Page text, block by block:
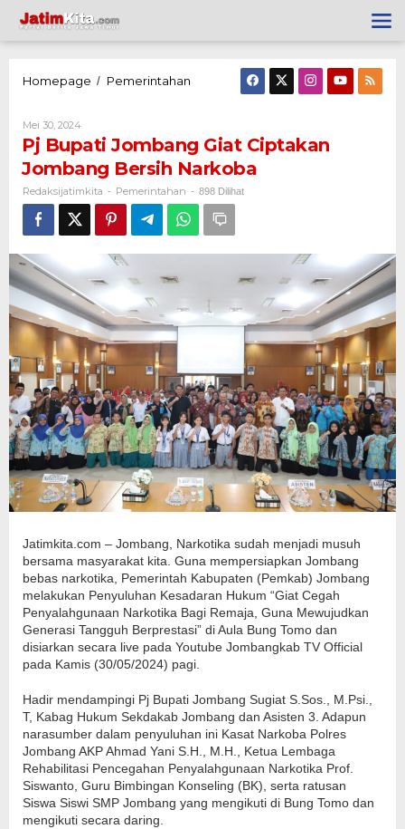
konten
Homepage / Pemerintahan
Ciptakan
Jombang
Bersih
Narkoba
Mei 30, 2024Oleh
Redaksijatimkita
Pj Bupati Jombang Giat Ciptakan
Jombang Bersih Narkoba
Redaksijatimkita - Pemerintahan - 898 Dilihat
Jatimkita.com – Jombang, Narkotika sudah menjadi musuh
bersama masyarakat kita. Guna mempersiapkan Jombang
bebas narkotika, Pemerintah Kabupaten (Pemkab) Jombang
melakukan Penyuluhan Kesadaran Hukum “Giat Cegah
Penyalahgunaan Narkotika Bagi Remaja, Guna Mewujudkan
Generasi Tangguh Berprestasi” di Aula Bung Tomo dan
disiarkan secara live pada Youtube Jombangkab TV Official
pada Kamis (30/05/2024) pagi.
Hadir mendampingi Pj Bupati Jombang Sugiat S.Sos., M.Psi.,
T, Kabag Hukum Sekdakab Jombang dan Asisten 3. Adapun
narasumber dalam penyuluhan ini Kasat Narkoba Polres
Jombang AKP Ahmad Yani S.H., M.H., Ketua Lembaga
Rehabilitasi Pencegahan Penyalahgunaan Narkotika Prof.
Siswanto, Guru Bimbingan Konseling (BK), serta ratusan
Siswa Siswi SMP Jombang yang mengikuti di Bung Tomo dan
mengikuti secara daring.